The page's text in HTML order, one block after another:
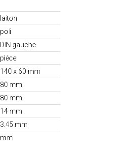
laiton
poli
DIN gauche
pièce
140 x 60 mm
80 mm
80 mm
14 mm
3.45 mm
mm